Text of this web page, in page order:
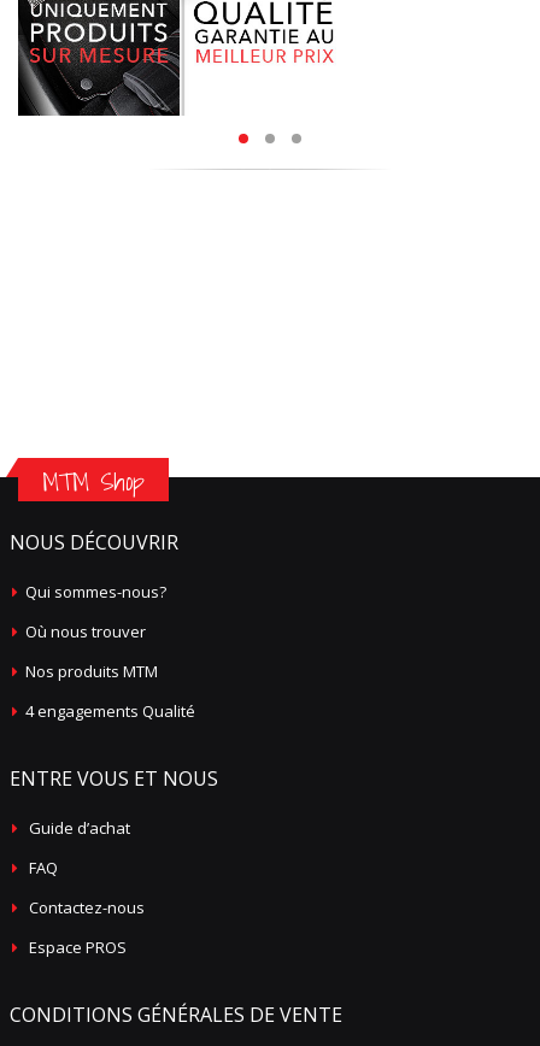
MTM Shop
NOUS DÉCOUVRIR
Qui sommes-nous?
Où nous trouver
Nos produits MTM
4 engagements Qualité
ENTRE VOUS ET NOUS
Guide d’achat
FAQ
Contactez-nous
Espace PROS
CONDITIONS GÉNÉRALES DE VENTE